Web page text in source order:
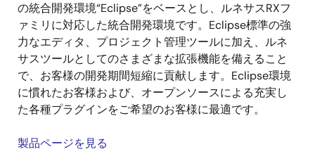
の統合開発環境“Eclipse”をベースとし、ルネサスRXフ
ァミリに対応した統合開発環境です。Eclipse標準の強
力なエディタ、プロジェクト管理ツールに加え、ルネ
サスツールとしてのさまざまな拡張機能を備えること
で、お客様の開発期間短縮に貢献します。Eclipse環境
に慣れたお客様および、オープンソースによる充実し
た各種プラグインをご希望のお客様に最適です。
製品ページを見る